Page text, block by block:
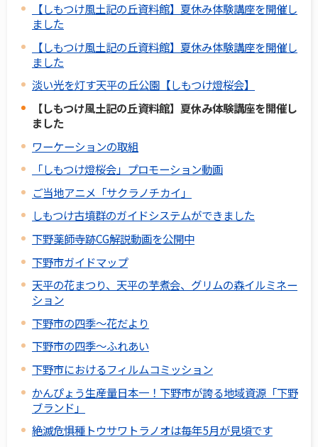
【しもつけ風土記の丘資料館】夏休み体験講座を開催し
ました
【しもつけ風土記の丘資料館】夏休み体験講座を開催し
ました
淡い光を灯す天平の丘公園【しもつけ燈桜会】
【しもつけ風土記の丘資料館】夏休み体験講座を開催し
ました
ワーケーションの取組
「しもつけ燈桜会」プロモーション動画
ご当地アニメ「サクラノチカイ」
しもつけ古墳群のガイドシステムができました
下野薬師寺跡CG解説動画を公開中
下野市ガイドマップ
天平の花まつり、天平の芋煮会、グリムの森イルミネー
ション
下野市の四季～花だより
下野市の四季～ふれあい
下野市におけるフィルムコミッション
かんぴょう生産量日本一！下野市が誇る地域資源「下野
ブランド」
絶滅危惧種トウサワトラノオは毎年5月が見頃です